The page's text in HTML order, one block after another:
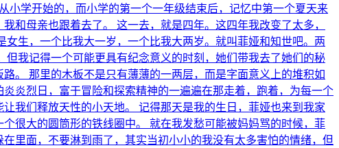
学开始的，而小学的第一个一年级结束后，记忆中第一个夏天来
和母亲也跟着去了。 这一去，就是四年。这四年我改变了太多，
生，一个比我大一岁，一个比我大两岁。就叫菲娅和知世吧。两
我记得一个可能更具有纪念意义的时刻，她们带我去了她们的秘
。 那里的木板不是只有薄薄的一两层，而是字面意义上的堆积如
炎烈日，富于冒险和探索精神的一遍遍在那走着，跑着，为每一个
我们释放天性的小天地。 记得那天是我的生日，菲娅也来到我家
很大的圆筒形的铁线圈中。 就在我发愁可能被妈妈骂的时候，菲
里面，不要淋到雨了，其实当初小小的我没有太多害怕的情绪，但